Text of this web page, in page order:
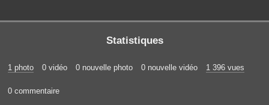
Statistiques
1 photo 0 vidéo 0 nouvelle photo 0 nouvelle vidéo 1 396 vues
0 commentaire